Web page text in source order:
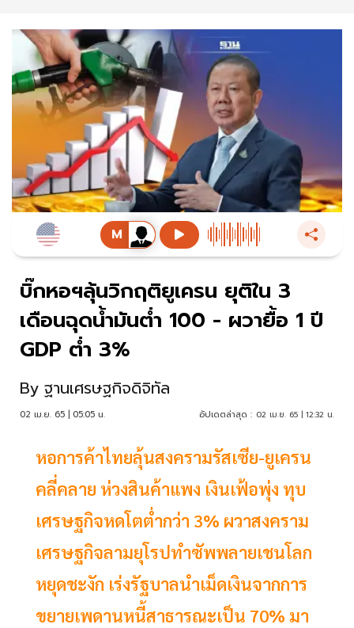
บิ๊กหอฯลุ้นวิกฤติยูเครน ยุติใน 3
เดือนฉุดน้ำมันต่ำ 100 - ผวายื้อ 1 ปี
GDP ต่ำ 3%
By ฐานเศรษฐกิจดิจิทัล
02 เม.ย. 65 | 05:05 น. อัปเดตล่าสุด : 02 เม.ย. 65 | 12:32 น.
หอการค้าไทยลุ้นสงครามรัสเซีย-ยูเครน
คลี่คลาย ห่วงสินค้าแพง เงินเฟ้อพุ่ง ทุบ
เศรษฐกิจหดโตต่ำกว่า 3% ผวาสงคราม
เศรษฐกิจลามยุโรปทำซัพพลายเชนโลก
หยุดชะงัก เร่งรัฐบาลนำเม็ดเงินจากการ
ขยายเพดานหนี้สาธารณะเป็น 70% มา